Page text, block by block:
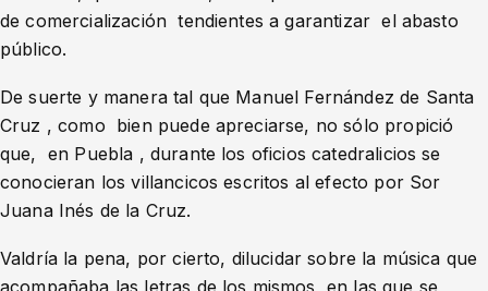
de comercialización tendientes a garantizar el abasto
público.
De suerte y manera tal que Manuel Fernández de Santa
Cruz , como bien puede apreciarse, no sólo propició
que, en Puebla , durante los oficios catedralicios se
conocieran los villancicos escritos al efecto por Sor
Juana Inés de la Cruz.
Valdría la pena, por cierto, dilucidar sobre la música que
acompañaba las letras de los mismos, en las que se